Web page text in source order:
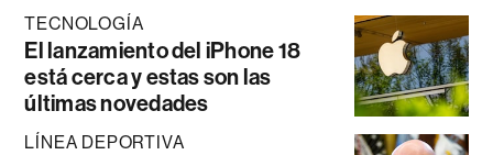
TECNOLOGÍA
El lanzamiento del iPhone 18
está cerca y estas son las
últimas novedades
LÍNEA DEPORTIVA